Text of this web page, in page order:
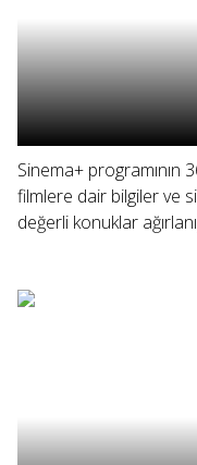
Sinema+ programının
filmlere dair bilgiler ve
değerli konuklar